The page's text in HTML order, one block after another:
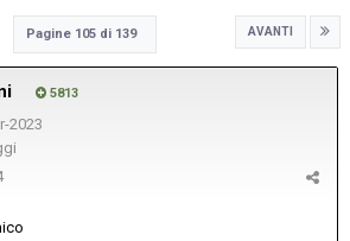
AVANTI
Pagine 105 di 139
5813
2023